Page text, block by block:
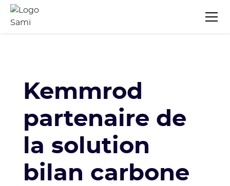
Kemmrod
partenaire de
la solution
bilan carbone